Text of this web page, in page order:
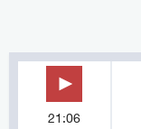
21:06